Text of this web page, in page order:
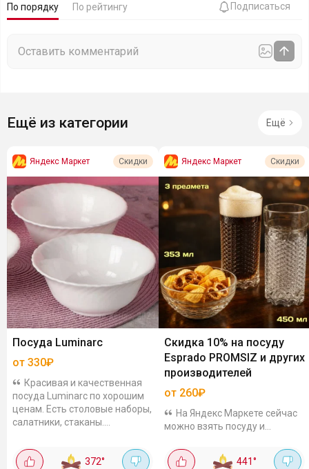
По порядку По рейтингу Подписаться
Ещё из категории Ещё
Яндекс Маркет Скидки
Посуда Luminarc
от 330₽
Красивая и качественная
посуда Luminarc по хорошим
ценам. Есть столовые наборы,
салатники, стаканы.
"DIWALI" за 2118₽. Состоит из
16 предметов,... 372°
Яндекс Маркет Скидки
Скидка 10% на посуду
Esprado PROMSIZ и других
производителей
от 260₽
На Яндекс Маркете сейчас
можно взять посуду и
дополнительной скидкой 10%.
Промокоды HOMME10 или
441°